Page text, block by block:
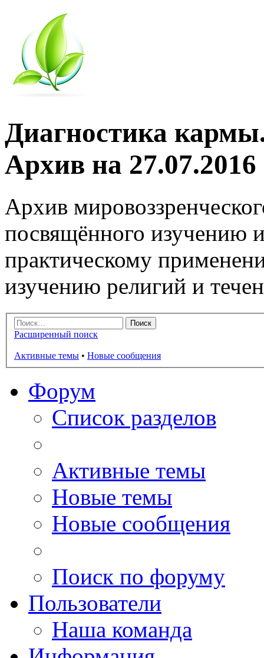
Диагностика
Архив на 27.07.2016
Архив
посвящённого изучению
практическому
изучению религий и
Расширенный поиск
Активные темы • Новые сообщения
Форум
Список разделов
Активные темы
Новые темы
Новые сообщения
Поиск по форуму
Пользователи
Наша команда